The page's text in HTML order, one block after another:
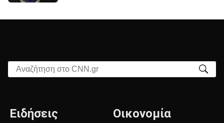
Αναζήτηση στο CNN.gr
Ειδήσεις Οικονομία